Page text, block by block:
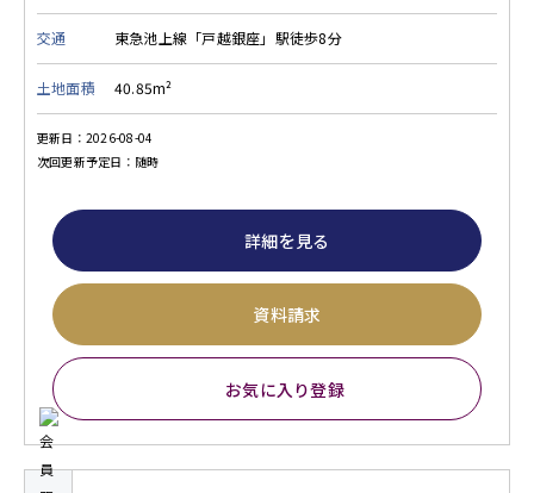
交通 東急池上線「戸越銀座」駅徒歩8分
土地面積 40.85m²
更新日：2026-08-04
次回更新予定日：随時
詳細を見る
資料請求
お気に入り登録